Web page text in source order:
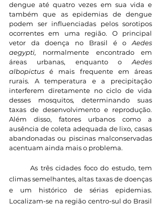
dengue até quatro vezes em sua vida e
também que as epidemias de dengue
podem ser influenciadas pelos sorotipos
ocorrentes em uma região. O principal
vetor da doença no Brasil é o Aedes
aegypti, normalmente encontrado em
áreas urbanas, enquanto o Aedes
albopictus é mais frequente em áreas
rurais. A temperatura e a precipitação
interferem diretamente no ciclo de vida
desses mosquitos, determinando suas
taxas de desenvolvimento e reprodução.
Além disso, fatores urbanos como a
ausência de coleta adequada de lixo, casas
abandonadas ou piscinas malconservadas
acentuam ainda mais o problema.
	As três cidades foco do estudo, tem
climas semelhantes, altas taxas de doenças
e um histórico de sérias epidemias.
Localizam-se na região centro-sul do Brasil